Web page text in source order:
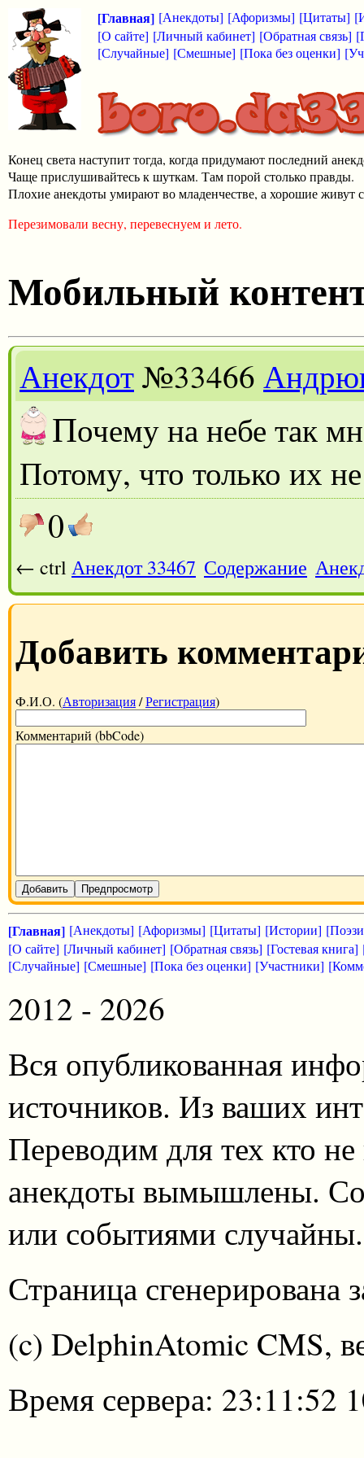
[Главная] [Анекдоты] [Афоризмы] [Цитаты]
[О сайте] [Личный кабинет] [Обратная связь]
[Случайные] [Смешные] [Пока без оценки]
Конец света наступит тогда, когда придумают последний
Чаще прислушивайтесь к шуткам. Там порой столько правды.
Плохие анекдоты умирают во младенчестве, а хорошие живут
Перезимовали весну, перевеснуем и лето.
Мобильный
Анекдот№33466
Почему на небе так
Потому, что только их
0
← ctrl Анекдот 33467 Содержание
Добавить
Ф.И.О. (Авторизация/Регистрация)
Комментарий (bbCode)
Добавить Предпросмотр
[Главная] [Анекдоты] [Афоризмы] [Цитаты] [Истории]
[О сайте] [Личный кабинет] [Обратная связь] [Гостевая книга]
[Случайные] [Смешные] [Пока без оценки] [Участники]
2012 - 2026
Вся опубликованная
источников. Из ваших
Переводим для тех кто
анекдоты вымышлены.
или событиями случайны.
Страница сгенерирована
(c) DelphinAtomic CMS,
Время сервера: 23:11:52